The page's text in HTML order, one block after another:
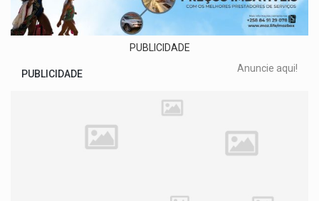
PUBLICIDADE
PUBLICIDADE Anuncie aqui!